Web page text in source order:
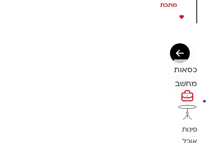
מתכת
כסאות
מחשב
פינות